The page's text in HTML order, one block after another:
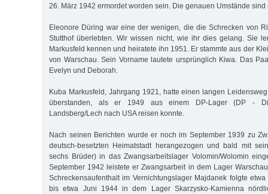
26. März 1942 ermordet worden sein. Die genauen Umstände sind
Eleonore Düring war eine der wenigen, die die Schrecken von
Stutthof überlebten. Wir wissen nicht, wie ihr dies gelang. Sie
Markusfeld kennen und heiratete ihn 1951. Er stammte aus der
von Warschau. Sein Vorname lautete ursprünglich Kiwa. Das
Evelyn und Deborah.
Kuba Markusfeld, Jahrgang 1921, hatte einen langen
überstanden, als er 1949 aus einem DP-Lager (DP -
Landsberg/Lech nach USA reisen konnte.
Nach seinen Berichten wurde er noch im September 1939 zu
deutsch-besetzten Heimatstadt herangezogen und bald mit
sechs Brüder) in das Zwangsarbeitslager Volomin/Wolomin
September 1942 leistete er Zwangsarbeit in dem Lager
Schreckensaufenthalt im Vernichtungslager Majdanek folgte
bis etwa Juni 1944 in dem Lager Skarzysko-Kamienna